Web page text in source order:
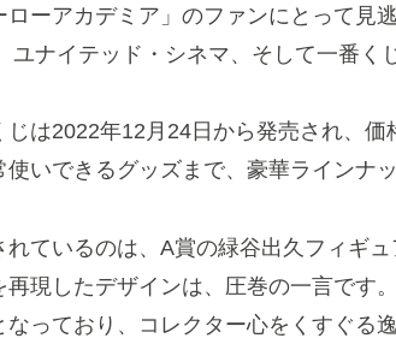
ローアカデミア」のファンにとって
ユナイテッド・シネマ、そして一番く
じは2022年12月24日から発売され、
使いできるグッズまで、豪華ラインナ
れているのは、A賞の緑谷出久フィギ
再現したデザインは、圧巻の一言です
なっており、コレクター心をくすぐる